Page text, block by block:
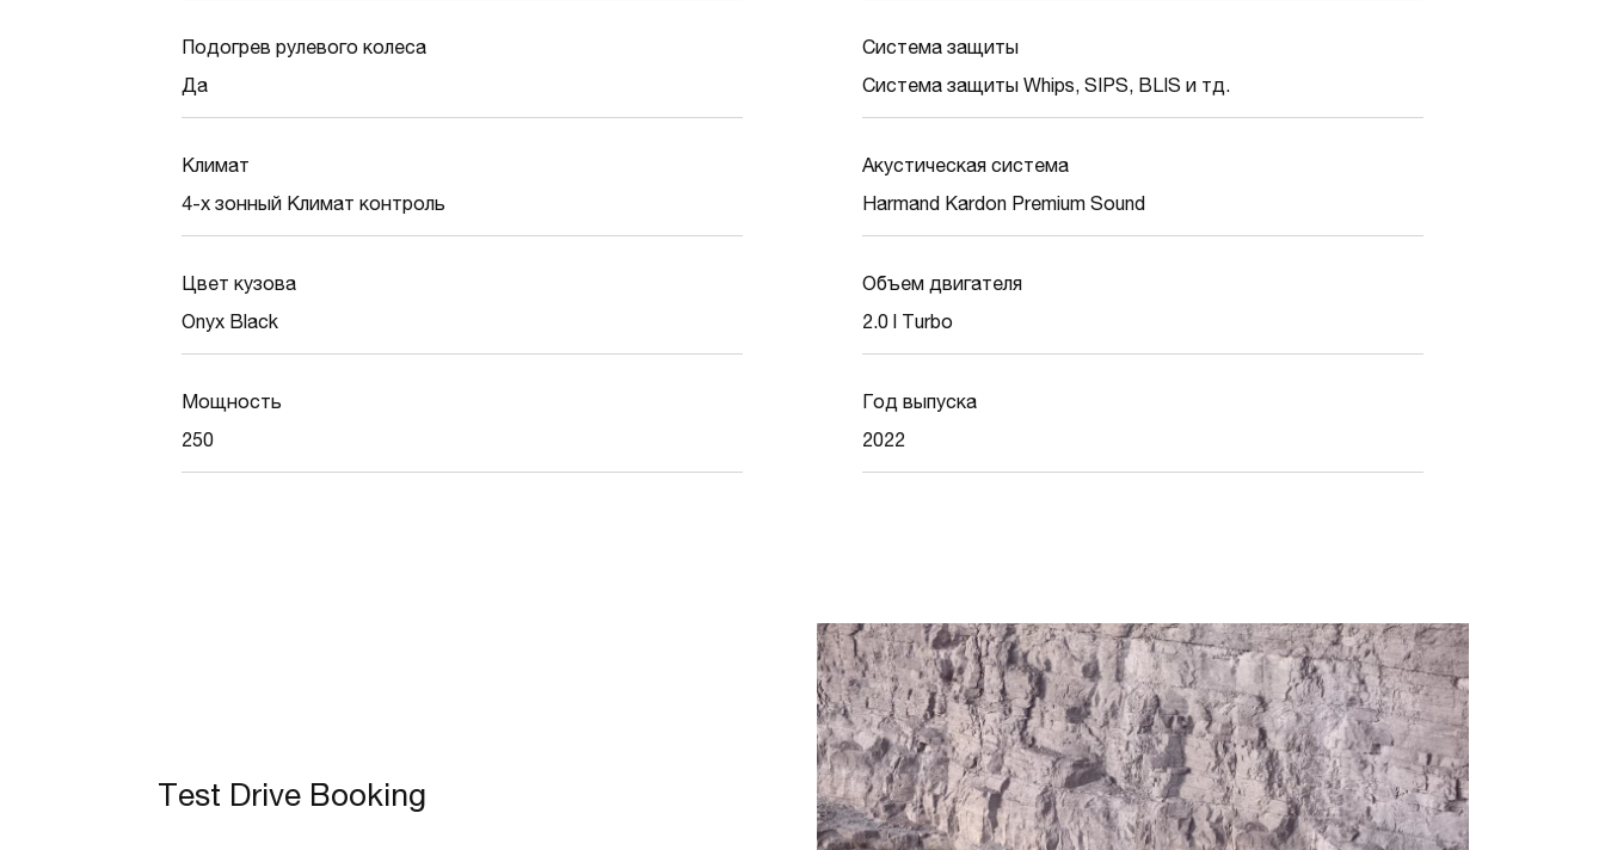
Подогрев рулевого колеса
Да
Система защиты
Система защиты Whips, SIPS, BLIS и тд.
Климат
4-х зонный Климат контроль
Акустическая система
Harmand Kаrdon Premium Sound
Цвет кузова
Onyx Black
Объем двигателя
2.0 l Turbo
Мощность
250
Год выпуска
2022
Test Drive Booking